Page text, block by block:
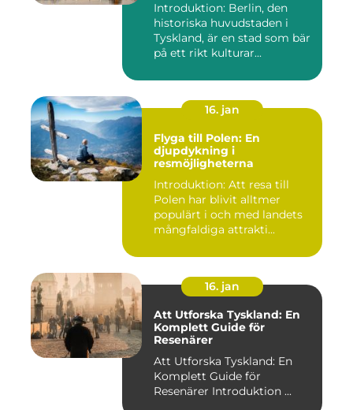
Introduktion: Berlin, den
historiska huvudstaden i
Tyskland, är en stad som bär
på ett rikt kulturar...
16. jan
Flyga till Polen: En
djupdykning i
resmöjligheterna
Introduktion: Att resa till
Polen har blivit alltmer
populärt i och med landets
mångfaldiga attrakti...
16. jan
Att Utforska Tyskland: En
Komplett Guide för
Resenärer
Att Utforska Tyskland: En
Komplett Guide för
Resenärer Introduktion ...